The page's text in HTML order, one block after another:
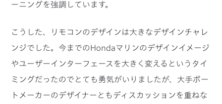
ーニングを強調しています。
こうした、リモコンのデザインは大きなデザインチャレ
ンジでした。今までのHondaマリンのデザインイメージ
やユーザーインターフェースを大きく変えるというタイ
ミングだったのでとても勇気がいりましたが、大手ボー
トメーカーのデザイナーともディスカッションを重ねな